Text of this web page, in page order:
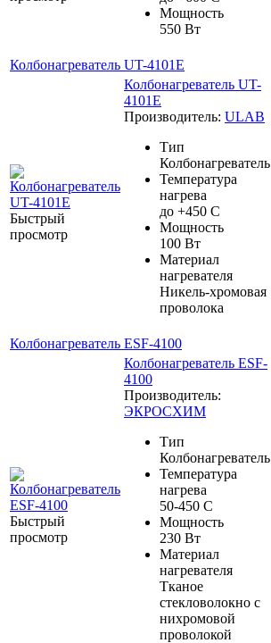
Мощность
550 Вт
Колбонагреватель UT-4101E
Быстрый
просмотр
Колбонагреватель UT-
4101E
Производитель: ULAB
Тип
Колбонагреватель
Температура
нагрева
до +450 С
Мощность
100 Вт
Материал
нагревателя
Никель-хромовая
проволока
Колбонагреватель ESF-4100
Быстрый
просмотр
Колбонагреватель ESF-
4100
Производитель:
ЭКРОСХИМ
Тип
Колбонагреватель
Температура
нагрева
50-450 С
Мощность
230 Вт
Материал
нагревателя
Тканое
стекловолокно с
нихромовой
проволокой